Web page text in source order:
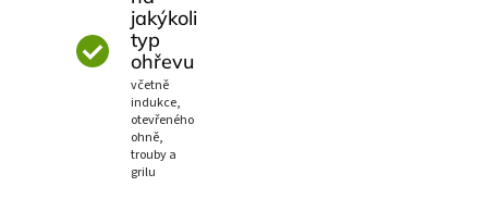
jakýkoli
typ
ohřevu
včetně
indukce,
otevřeného
ohně,
trouby a
grilu